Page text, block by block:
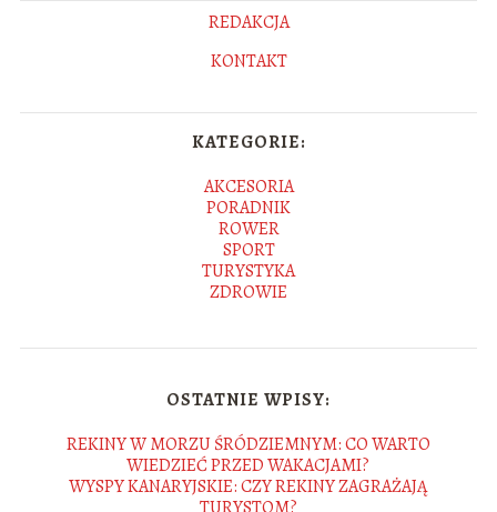
REDAKCJA
KONTAKT
KATEGORIE:
AKCESORIA
PORADNIK
ROWER
SPORT
TURYSTYKA
ZDROWIE
OSTATNIE WPISY:
REKINY W MORZU ŚRÓDZIEMNYM: CO WARTO
WIEDZIEĆ PRZED WAKACJAMI?
WYSPY KANARYJSKIE: CZY REKINY ZAGRAŻAJĄ